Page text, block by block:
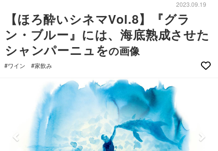
2023.09.19
【ほろ酔いシネマVol.8】『グラ
ン・ブルー』には、海底熟成させた
シャンパーニュをの画像
#ワイン #家飲み